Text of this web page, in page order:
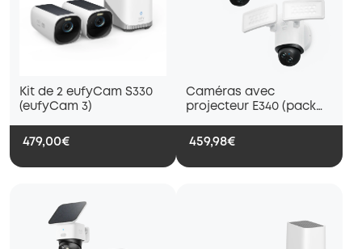
Kit de 2 eufyCam S330
(eufyCam 3)
479,00€
Caméras avec
projecteur E340 (pack
459,98€